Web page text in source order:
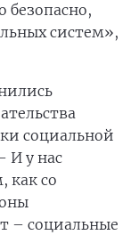
безопасно,
систем»,
социальной
И у нас
как со
– социальные